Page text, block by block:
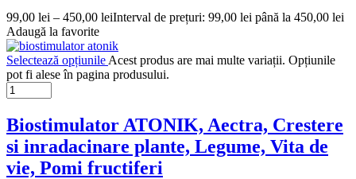
99,00 lei – 450,00 leiInterval de prețuri: 99,00 lei până la 450,00 lei
Adaugă la favorite
Selectează opțiunile Acest produs are mai multe variații. Opțiunile
pot fi alese în pagina produsului.
Biostimulator ATONIK, Aectra, Crestere
si inradacinare plante, Legume, Vita de
vie, Pomi fructiferi